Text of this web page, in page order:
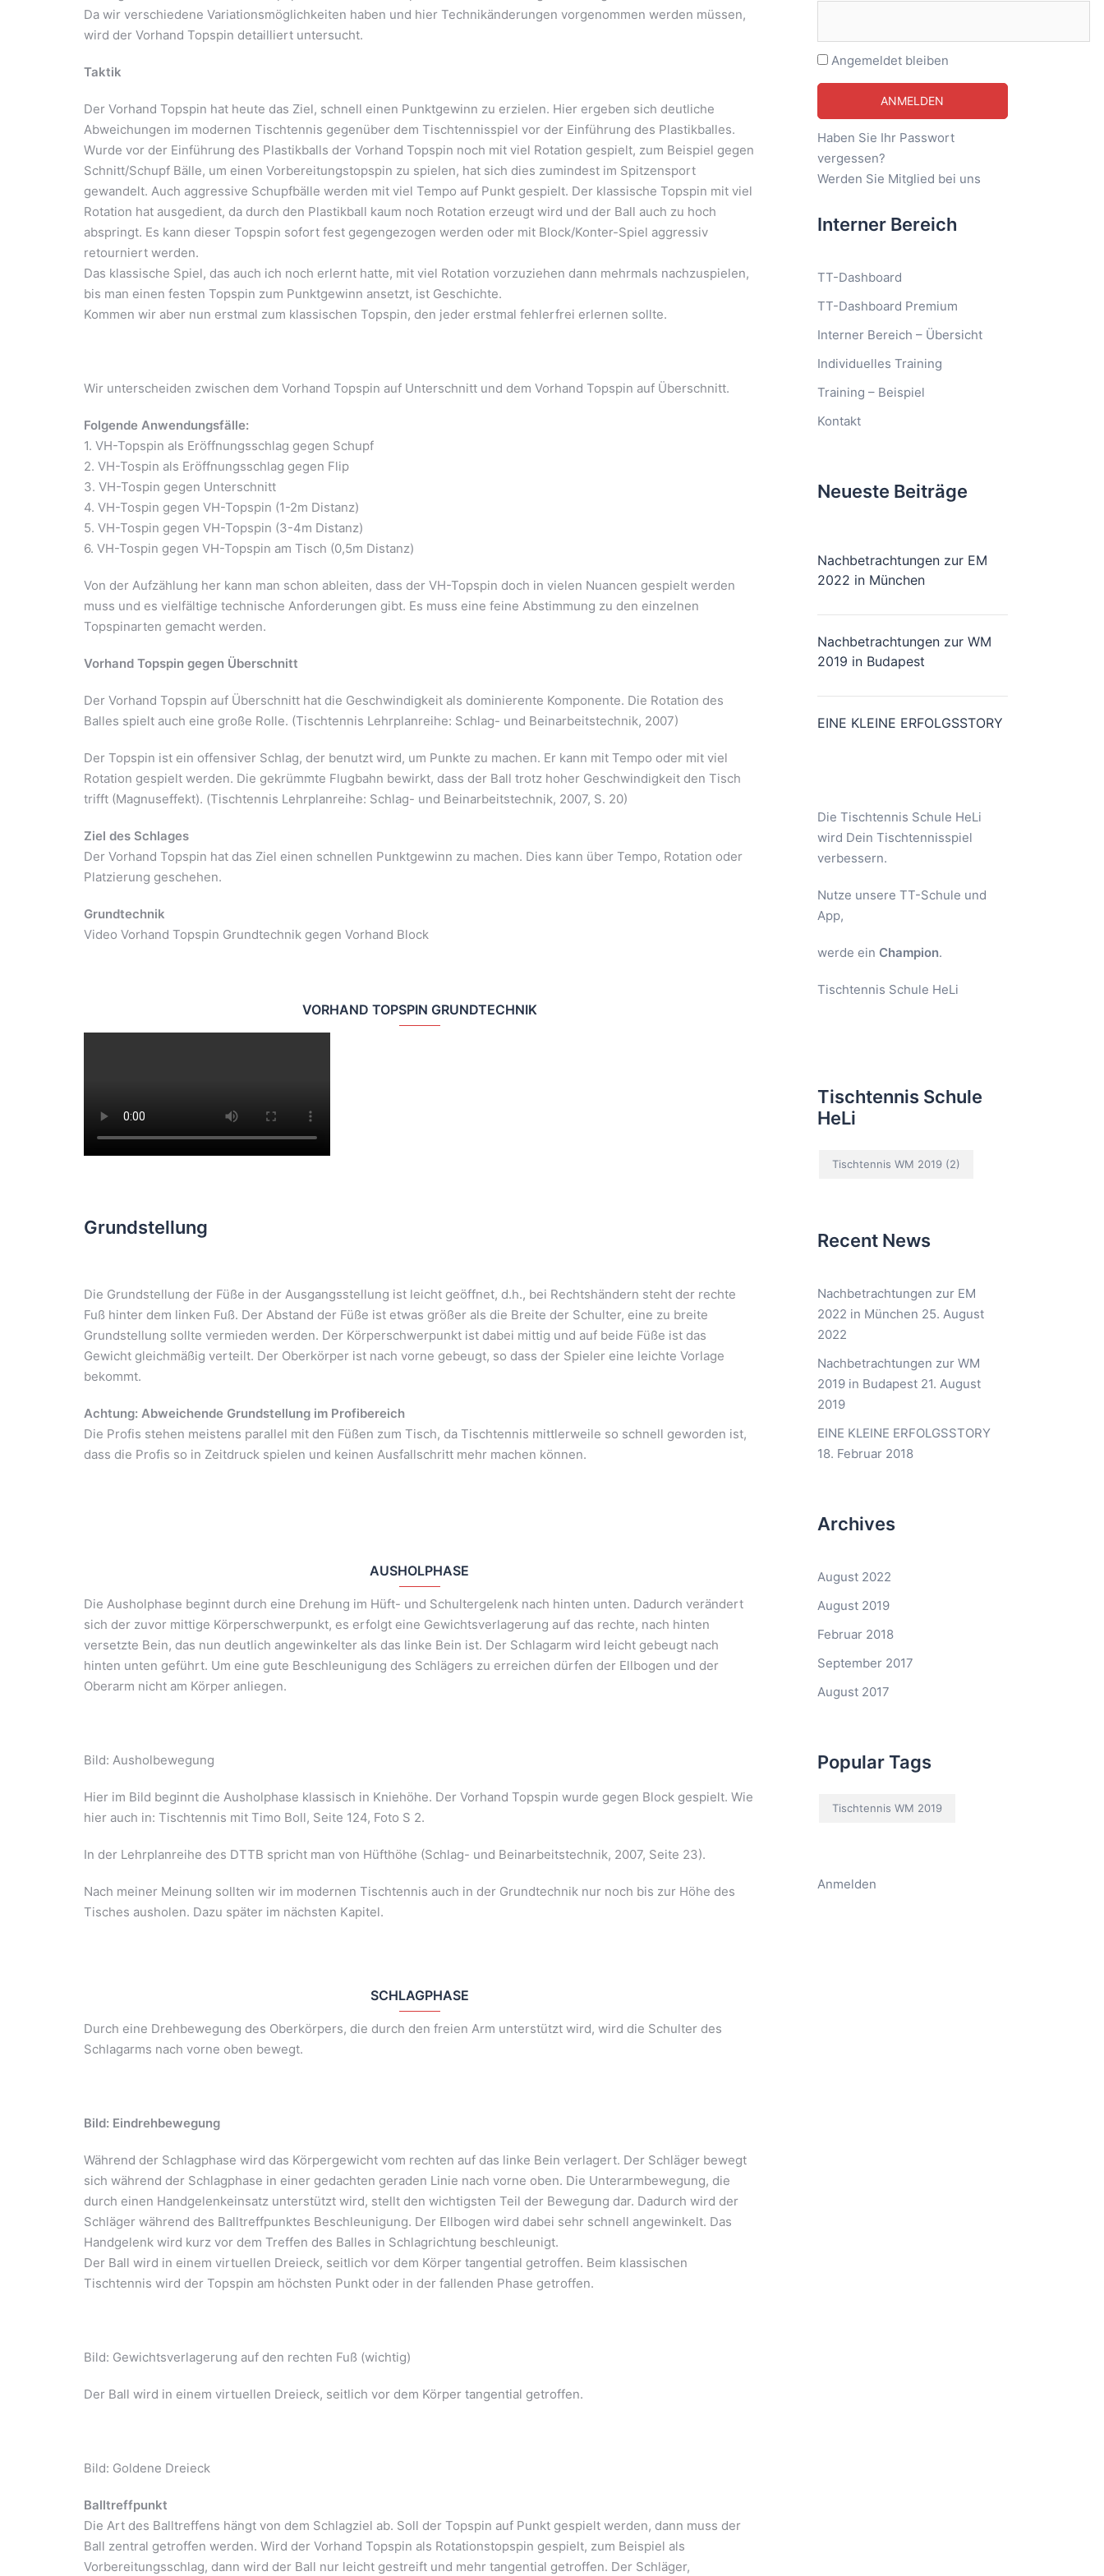
Da wir verschiedene Variationsmöglichkeiten haben und hier Technikänderungen vorgenommen werden müssen,
wird der Vorhand Topspin detailliert untersucht.
Taktik
Der Vorhand Topspin hat heute das Ziel, schnell einen Punktgewinn zu erzielen. Hier ergeben sich deutliche
Abweichungen im modernen Tischtennis gegenüber dem Tischtennisspiel vor der Einführung des Plastikballes.
Wurde vor der Einführung des Plastikballs der Vorhand Topspin noch mit viel Rotation gespielt, zum Beispiel gegen
Schnitt/Schupf Bälle, um einen Vorbereitungstopspin zu spielen, hat sich dies zumindest im Spitzensport
gewandelt. Auch aggressive Schupfbälle werden mit viel Tempo auf Punkt gespielt. Der klassische Topspin mit viel
Rotation hat ausgedient, da durch den Plastikball kaum noch Rotation erzeugt wird und der Ball auch zu hoch
abspringt. Es kann dieser Topspin sofort fest gegengezogen werden oder mit Block/Konter-Spiel aggressiv
retourniert werden.
Das klassische Spiel, das auch ich noch erlernt hatte, mit viel Rotation vorzuziehen dann mehrmals nachzuspielen,
bis man einen festen Topspin zum Punktgewinn ansetzt, ist Geschichte.
Kommen wir aber nun erstmal zum klassischen Topspin, den jeder erstmal fehlerfrei erlernen sollte.
Wir unterscheiden zwischen dem Vorhand Topspin auf Unterschnitt und dem Vorhand Topspin auf Überschnitt.
Folgende Anwendungsfälle:
1. VH-Topspin als Eröffnungsschlag gegen Schupf
2. VH-Tospin als Eröffnungsschlag gegen Flip
3. VH-Tospin gegen Unterschnitt
4. VH-Tospin gegen VH-Topspin (1-2m Distanz)
5. VH-Tospin gegen VH-Topspin (3-4m Distanz)
6. VH-Tospin gegen VH-Topspin am Tisch (0,5m Distanz)
Von der Aufzählung her kann man schon ableiten, dass der VH-Topspin doch in vielen Nuancen gespielt werden
muss und es vielfältige technische Anforderungen gibt. Es muss eine feine Abstimmung zu den einzelnen
Topspinarten gemacht werden.
Vorhand Topspin gegen Überschnitt
Der Vorhand Topspin auf Überschnitt hat die Geschwindigkeit als dominierente Komponente. Die Rotation des
Balles spielt auch eine große Rolle. (Tischtennis Lehrplanreihe: Schlag- und Beinarbeitstechnik, 2007)
Der Topspin ist ein offensiver Schlag, der benutzt wird, um Punkte zu machen. Er kann mit Tempo oder mit viel
Rotation gespielt werden. Die gekrümmte Flugbahn bewirkt, dass der Ball trotz hoher Geschwindigkeit den Tisch
trifft (Magnuseffekt). (Tischtennis Lehrplanreihe: Schlag- und Beinarbeitstechnik, 2007, S. 20)
Ziel des Schlages
Der Vorhand Topspin hat das Ziel einen schnellen Punktgewinn zu machen. Dies kann über Tempo, Rotation oder
Platzierung geschehen.
Grundtechnik
Video Vorhand Topspin Grundtechnik gegen Vorhand Block
VORHAND TOPSPIN GRUNDTECHNIK
Grundstellung
Die Grundstellung der Füße in der Ausgangsstellung ist leicht geöffnet, d.h., bei Rechtshändern steht der rechte
Fuß hinter dem linken Fuß. Der Abstand der Füße ist etwas größer als die Breite der Schulter, eine zu breite
Grundstellung sollte vermieden werden. Der Körperschwerpunkt ist dabei mittig und auf beide Füße ist das
Gewicht gleichmäßig verteilt. Der Oberkörper ist nach vorne gebeugt, so dass der Spieler eine leichte Vorlage
bekommt.
Achtung: Abweichende Grundstellung im Profibereich
Die Profis stehen meistens parallel mit den Füßen zum Tisch, da Tischtennis mittlerweile so schnell geworden ist,
dass die Profis so in Zeitdruck spielen und keinen Ausfallschritt mehr machen können.
AUSHOLPHASE
Die Ausholphase beginnt durch eine Drehung im Hüft- und Schultergelenk nach hinten unten. Dadurch verändert
sich der zuvor mittige Körperschwerpunkt, es erfolgt eine Gewichtsverlagerung auf das rechte, nach hinten
versetzte Bein, das nun deutlich angewinkelter als das linke Bein ist. Der Schlagarm wird leicht gebeugt nach
hinten unten geführt. Um eine gute Beschleunigung des Schlägers zu erreichen dürfen der Ellbogen und der
Oberarm nicht am Körper anliegen.
Bild: Ausholbewegung
Hier im Bild beginnt die Ausholphase klassisch in Kniehöhe. Der Vorhand Topspin wurde gegen Block gespielt. Wie
hier auch in: Tischtennis mit Timo Boll, Seite 124, Foto S 2.
In der Lehrplanreihe des DTTB spricht man von Hüfthöhe (Schlag- und Beinarbeitstechnik, 2007, Seite 23).
Nach meiner Meinung sollten wir im modernen Tischtennis auch in der Grundtechnik nur noch bis zur Höhe des
Tisches ausholen. Dazu später im nächsten Kapitel.
SCHLAGPHASE
Durch eine Drehbewegung des Oberkörpers, die durch den freien Arm unterstützt wird, wird die Schulter des
Schlagarms nach vorne oben bewegt.
Bild: Eindrehbewegung
Während der Schlagphase wird das Körpergewicht vom rechten auf das linke Bein verlagert. Der Schläger bewegt
sich während der Schlagphase in einer gedachten geraden Linie nach vorne oben. Die Unterarmbewegung, die
durch einen Handgelenkeinsatz unterstützt wird, stellt den wichtigsten Teil der Bewegung dar. Dadurch wird der
Schläger während des Balltreffpunktes Beschleunigung. Der Ellbogen wird dabei sehr schnell angewinkelt. Das
Handgelenk wird kurz vor dem Treffen des Balles in Schlagrichtung beschleunigt.
Der Ball wird in einem virtuellen Dreieck, seitlich vor dem Körper tangential getroffen. Beim klassischen
Tischtennis wird der Topspin am höchsten Punkt oder in der fallenden Phase getroffen.
Bild: Gewichtsverlagerung auf den rechten Fuß (wichtig)
Der Ball wird in einem virtuellen Dreieck, seitlich vor dem Körper tangential getroffen.
Bild: Goldene Dreieck
Balltreffpunkt
Die Art des Balltreffens hängt von dem Schlagziel ab. Soll der Topspin auf Punkt gespielt werden, dann muss der
Ball zentral getroffen werden. Wird der Vorhand Topspin als Rotationstopspin gespielt, zum Beispiel als
Vorbereitungsschlag, dann wird der Ball nur leicht gestreift und mehr tangential getroffen. Der Schläger,
Angemeldet bleiben
Haben Sie Ihr Passwort
vergessen?
Werden Sie Mitglied bei uns
Interner Bereich
TT-Dashboard
TT-Dashboard Premium
Interner Bereich – Übersicht
Individuelles Training
Training – Beispiel
Kontakt
Neueste Beiträge
Nachbetrachtungen zur EM
2022 in München
Nachbetrachtungen zur WM
2019 in Budapest
EINE KLEINE ERFOLGSSTORY
Die Tischtennis Schule HeLi
wird Dein Tischtennisspiel
verbessern.
Nutze unsere TT-Schule und
App,
werde ein Champion.
Tischtennis Schule HeLi
Tischtennis Schule
HeLi
Tischtennis WM 2019(2)
Recent News
Nachbetrachtungen zur EM
2022 in München 25. August
2022
Nachbetrachtungen zur WM
2019 in Budapest 21. August
2019
EINE KLEINE ERFOLGSSTORY
18. Februar 2018
Archives
August 2022
August 2019
Februar 2018
September 2017
August 2017
Popular Tags
Tischtennis WM 2019
Anmelden